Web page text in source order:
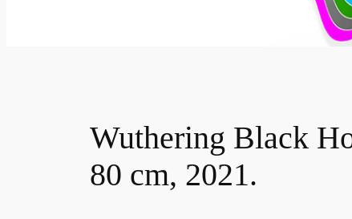
Wuthering Black
80 cm, 2021.